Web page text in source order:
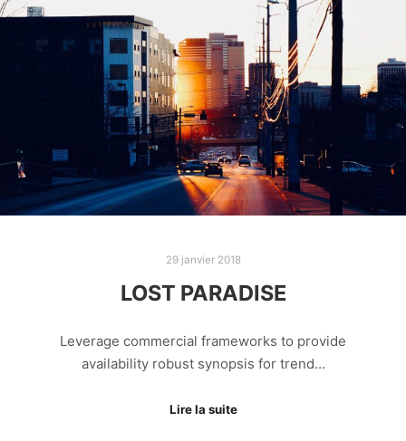
29 janvier 2018
LOST PARADISE
Leverage commercial frameworks to provide
availability robust synopsis for trend…
Lire la suite